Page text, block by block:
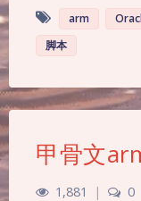
arm
脚本
甲骨文
1,881 | 0